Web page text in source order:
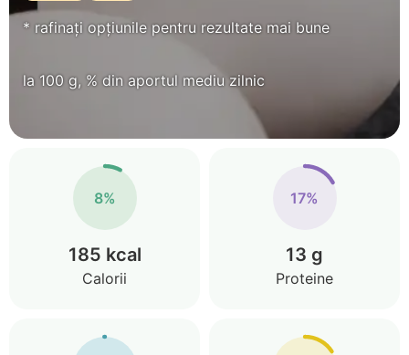
* rafinați opțiunile pentru rezultate mai bune
la 100 g, % din aportul mediu zilnic
8%
185 kcal
Calorii
17%
13 g
Proteine